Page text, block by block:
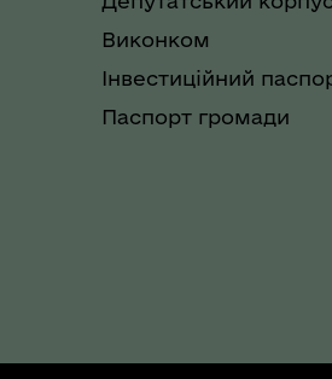
Виконком
Інвестиційний
Паспорт громади